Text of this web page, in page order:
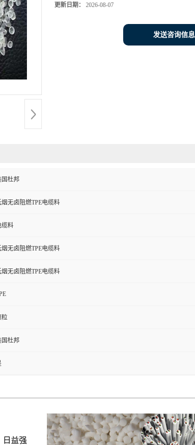
更新日期： 2026-08-07
发送咨询信息
国杜邦
烟无卤阻燃TPE电缆料
缆料
烟无卤阻燃TPE电缆料
烟无卤阻燃TPE电缆料
粒
国杜邦
日益强